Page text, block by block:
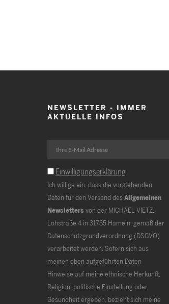
NEWSLETTER - IMMER
AKTUELLE INFOS
Einwilligungserklärung
Ich willige ein, dass die vorstehenden
Daten für den Versand desAllgemeinen
Newsletters von der MICHAEL VIETZ,
Lohstraße 4 in 31785 Hameln, gemäß der
Datenschutzgrundverordnung (DSGVO)
verarbeitet werden. Sofern sich aus
meinen oben aufgeführten Daten
Hinweise auf meine ethnische Herkunft,
Religion, politische Einstellung oder
Gesundheit ergeben, bezieht sich meine